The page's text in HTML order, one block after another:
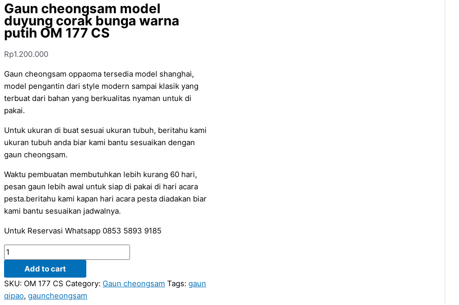
Gaun cheongsam model
duyung corak bunga warna
putih OM 177 CS
Rp1.200.000
Gaun cheongsam oppaoma tersedia model shanghai,
model pengantin dari style modern sampai klasik yang
terbuat dari bahan yang berkualitas nyaman untuk di
pakai.
Untuk ukuran di buat sesuai ukuran tubuh, beritahu kami
ukuran tubuh anda biar kami bantu sesuaikan dengan
gaun cheongsam.
Waktu pembuatan membutuhkan lebih kurang 60 hari,
pesan gaun lebih awal untuk siap di pakai di hari acara
pesta.beritahu kami kapan hari acara pesta diadakan biar
kami bantu sesuaikan jadwalnya.
Untuk Reservasi Whatsapp 0853 5893 9185
Gaun
cheongsam
model
duyung
corak
Add to cart
SKU: OM 177 CS Category: Gaun cheongsam Tags: gaun
qipao, gauncheongsam